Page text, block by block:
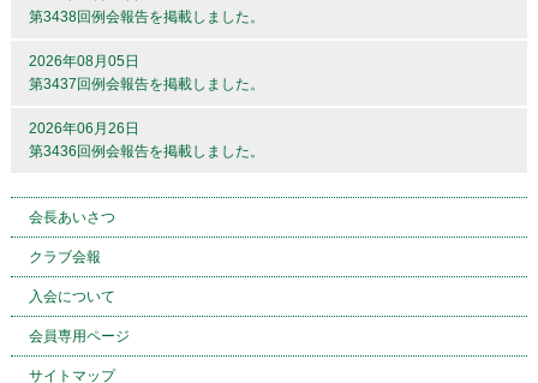
第3438回例会報告を掲載しました。
2026年08月05日
第3437回例会報告を掲載しました。
2026年06月26日
第3436回例会報告を掲載しました。
会長あいさつ
クラブ会報
入会について
会員専用ページ
サイトマップ